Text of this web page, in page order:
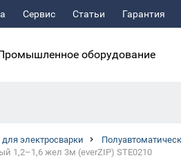
Сервис Статьи Гарантия
оборудование
электросварки
1,2–1,6 жел 3м (everZIP) STE0210